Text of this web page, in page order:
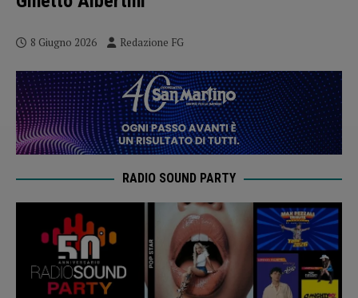
8 Giugno 2026 Redazione FG
RADIO SOUND PARTY